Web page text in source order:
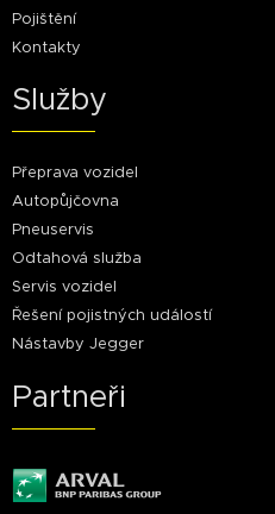
Pojištění
Kontakty
Služby
Přeprava vozidel
Autopůjčovna
Pneuservis
Odtahová služba
Servis vozidel
Řešení pojistných událostí
Nástavby Jegger
Partneři